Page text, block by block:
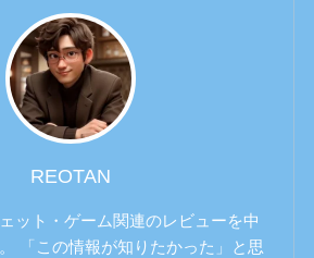
REOTAN
ット・ゲーム関連のレビューを中
「この情報が知りたかった」と思